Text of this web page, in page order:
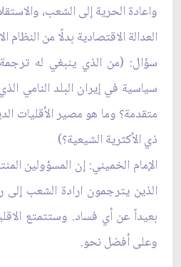
واعادة الحرية إلى الشعب،
العدالة الاقتصادية بدلًا من النظام
سؤال: (من الذي ينبغي له
سياسية في إيران البلد النامي
متقدمة؟ وما هو مصير الأقليات
ذي الأكثرية الشيعية؟)
الإمام الخميني: إن المسؤولين
الذين يترجمون ارادة الشعب
بعيداً عن أي فساد. وستتمتع
وعلى أفضل نحو.